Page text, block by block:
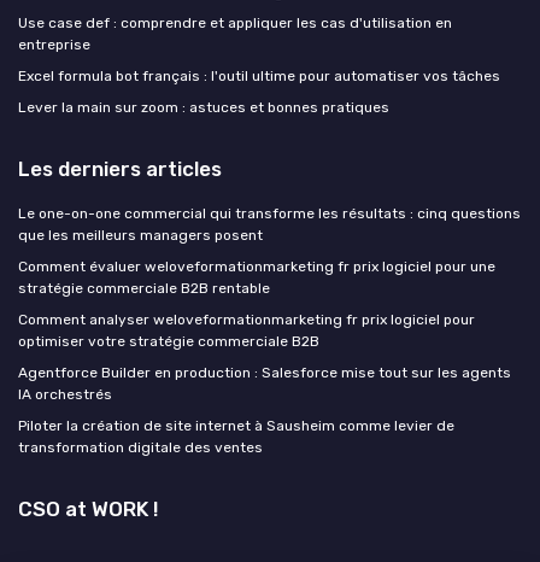
Use case def : comprendre et appliquer les cas d'utilisation en
entreprise
Excel formula bot français : l'outil ultime pour automatiser vos tâches
Lever la main sur zoom : astuces et bonnes pratiques
Les derniers articles
Le one-on-one commercial qui transforme les résultats : cinq questions
que les meilleurs managers posent
Comment évaluer weloveformationmarketing fr prix logiciel pour une
stratégie commerciale B2B rentable
Comment analyser weloveformationmarketing fr prix logiciel pour
optimiser votre stratégie commerciale B2B
Agentforce Builder en production : Salesforce mise tout sur les agents
IA orchestrés
Piloter la création de site internet à Sausheim comme levier de
transformation digitale des ventes
CSO at WORK !